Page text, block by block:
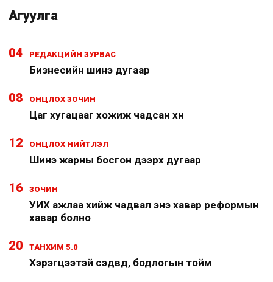
Агуулга
04 РЕДАКЦИЙН ЗУРВАС
Бизнесийн шинэ дугаар
08 ОНЦЛОХ ЗОЧИН
Цаг хугацааг хожиж чадсан хүн
12 ОНЦЛОХ НИЙТЛЭЛ
Шинэ жарны босгон дээрх дугаар
16 ЗОЧИН
УИХ ажлаа хийж чадвал энэ хавар реформын
хавар болно
20 ТАНХИМ 5.0
Хэрэгцээтэй сэдвүүд, бодлогын тойм